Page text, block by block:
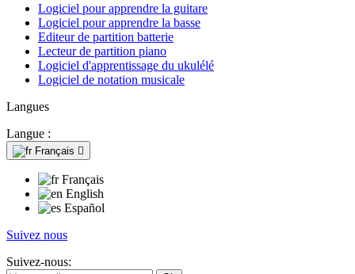
Logiciel pour apprendre la guitare
Logiciel pour apprendre la basse
Editeur de partition batterie
Lecteur de partition piano
Logiciel d'apprentissage du ukulélé
Logiciel de notation musicale
Langues
Langue :
Français 
Français
English
Español
Suivez nous
Suivez-nous: